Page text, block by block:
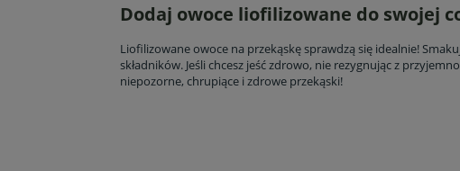
Dodaj owoce liofilizowane do swojej
Liofilizowane owoce na przekąskę sprawdzą się idealnie!
składników. Jeśli chcesz jeść zdrowo, nie rezygnując z
niepozorne, chrupiące i zdrowe przekąski!